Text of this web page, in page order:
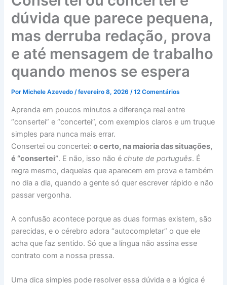
dúvida que parece pequena,
mas derruba redação, prova
e até mensagem de trabalho
quando menos se espera
PorMichele Azevedo /fevereiro 8, 2026 /12 Comentários
Aprenda em poucos minutos a diferença real entre
“consertei” e “concertei”, com exemplos claros e um truque
simples para nunca mais errar.
Consertei ou concertei:o certo, na maioria das situações,
é “consertei”. E não, isso não échute de português. É
regra mesmo, daquelas que aparecem em prova e também
no dia a dia, quando a gente só quer escrever rápido e não
passar vergonha.
A confusão acontece porque as duas formas existem, são
parecidas, e o cérebro adora “autocompletar” o que ele
acha que faz sentido. Só que a língua não assina esse
contrato com a nossa pressa.
Uma dica simples pode resolver essa dúvida e a lógica é